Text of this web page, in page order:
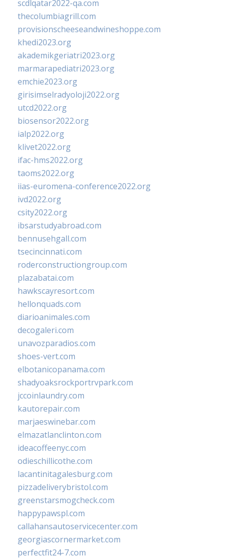
scdlqatar2022-qa.com
thecolumbiagrill.com
provisionscheeseandwineshoppe.com
khedi2023.org
akademikgeriatri2023.org
marmarapediatri2023.org
emchie2023.org
girisimselradyoloji2022.org
utcd2022.org
biosensor2022.org
ialp2022.org
klivet2022.org
ifac-hms2022.org
taoms2022.org
iias-euromena-conference2022.org
ivd2022.org
csity2022.org
ibsarstudyabroad.com
bennusehgall.com
tsecincinnati.com
roderconstructiongroup.com
plazabatai.com
hawkscayresort.com
hellonquads.com
diarioanimales.com
decogaleri.com
unavozparadios.com
shoes-vert.com
elbotanicopanama.com
shadyoaksrockportrvpark.com
jccoinlaundry.com
kautorepair.com
marjaeswinebar.com
elmazatlanclinton.com
ideacoffeenyc.com
odieschillicothe.com
lacantinitagalesburg.com
pizzadeliverybristol.com
greenstarsmogcheck.com
happypawspl.com
callahansautoservicecenter.com
georgiascornermarket.com
perfectfit24-7.com